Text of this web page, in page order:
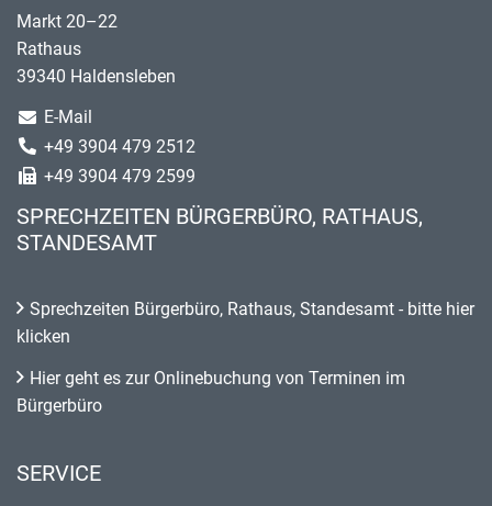
Markt 20–22
Rathaus
39340 Haldensleben
E-Mail
+49 3904 479 2512
+49 3904 479 2599
SPRECHZEITEN BÜRGERBÜRO, RATHAUS,
STANDESAMT
Sprechzeiten Bürgerbüro, Rathaus, Standesamt - bitte hier
klicken
Hier geht es zur Onlinebuchung von Terminen im
Bürgerbüro
SERVICE